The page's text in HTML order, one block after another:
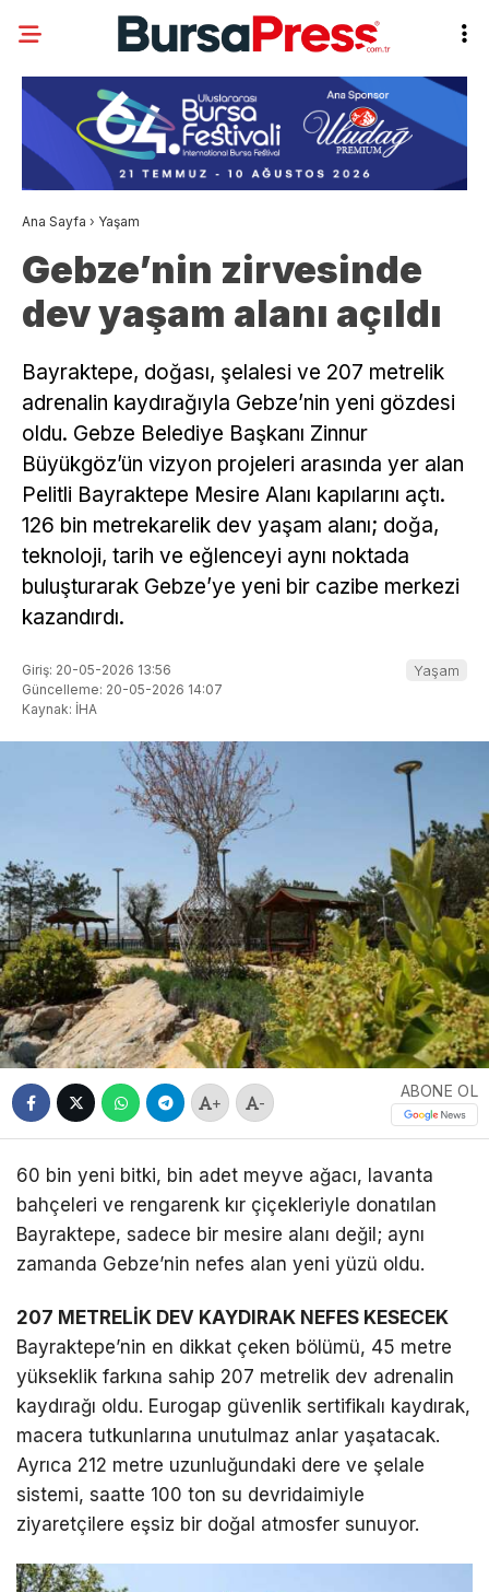
Ana Sayfa › Yaşam
Gebze’nin zirvesinde
dev yaşam alanı açıldı
Bayraktepe, doğası, şelalesi ve 207 metrelik
adrenalin kaydırağıyla Gebze’nin yeni gözdesi
oldu. Gebze Belediye Başkanı Zinnur
Büyükgöz’ün vizyon projeleri arasında yer alan
Pelitli Bayraktepe Mesire Alanı kapılarını açtı.
126 bin metrekarelik dev yaşam alanı; doğa,
teknoloji, tarih ve eğlenceyi aynı noktada
buluşturarak Gebze’ye yeni bir cazibe merkezi
kazandırdı.
Giriş: 20-05-2026 13:56
Güncelleme: 20-05-2026 14:07
Kaynak: İHA
Yaşam
+ -
ABONE OL
60 bin yeni bitki, bin adet meyve ağacı, lavanta
bahçeleri ve rengarenk kır çiçekleriyle donatılan
Bayraktepe, sadece bir mesire alanı değil; aynı
zamanda Gebze’nin nefes alan yeni yüzü oldu.
207 METRELİK DEV KAYDIRAK NEFES KESECEK
Bayraktepe’nin en dikkat çeken bölümü, 45 metre
yükseklik farkına sahip 207 metrelik dev adrenalin
kaydırağı oldu. Eurogap güvenlik sertifikalı kaydırak,
macera tutkunlarına unutulmaz anlar yaşatacak.
Ayrıca 212 metre uzunluğundaki dere ve şelale
sistemi, saatte 100 ton su devridaimiyle
ziyaretçilere eşsiz bir doğal atmosfer sunuyor.